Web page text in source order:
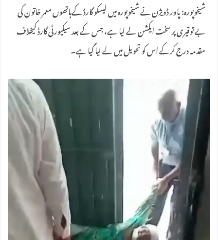
شیخوپورہ: پاور ڈویژن نے شیخوپورہ میں لیسکو گارڈ کےہاتھوں معمر خاتون کی
بے توقیری پر سخت ایکشن لے لیا ہے، جس کے بعد سیکیورٹی گارڈ کیخلاف
مقدمہ درج کرکے اس کو تحویل میں لے لیا گیا ہے۔
ویڈیو